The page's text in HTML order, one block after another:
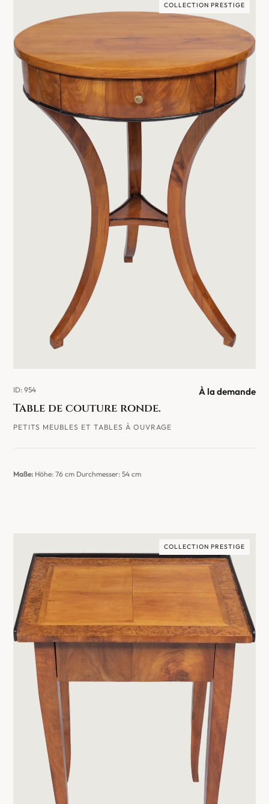
COLLECTION PRESTIGE
ID: 954
Table de couture ronde.
PETITS MEUBLES ET TABLES À OUVRAGE
À la demande
Maße: Höhe: 76 cm Durchmesser: 54 cm
COLLECTION PRESTIGE